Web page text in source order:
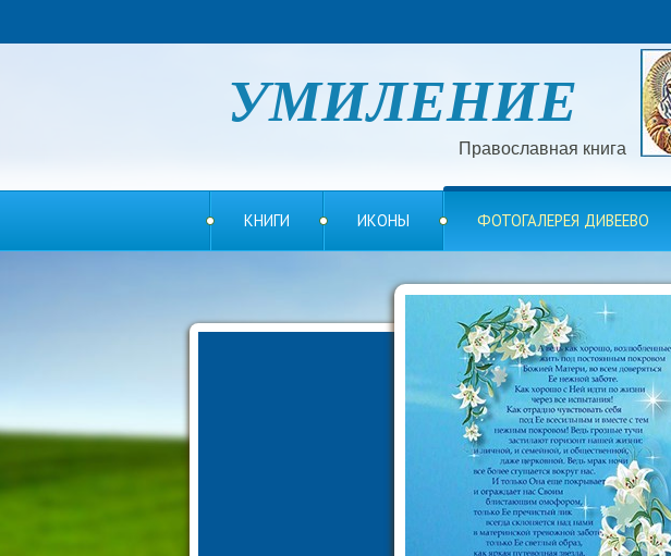
УМИЛЕНИЕ
Православная книга
КНИГИ ИКОНЫ ФОТОГАЛЕРЕЯ ДИВЕЕВО